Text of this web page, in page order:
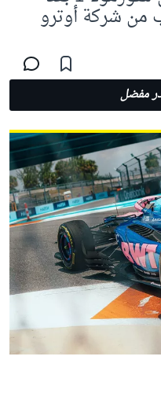
من شركة أوترو
مفضل